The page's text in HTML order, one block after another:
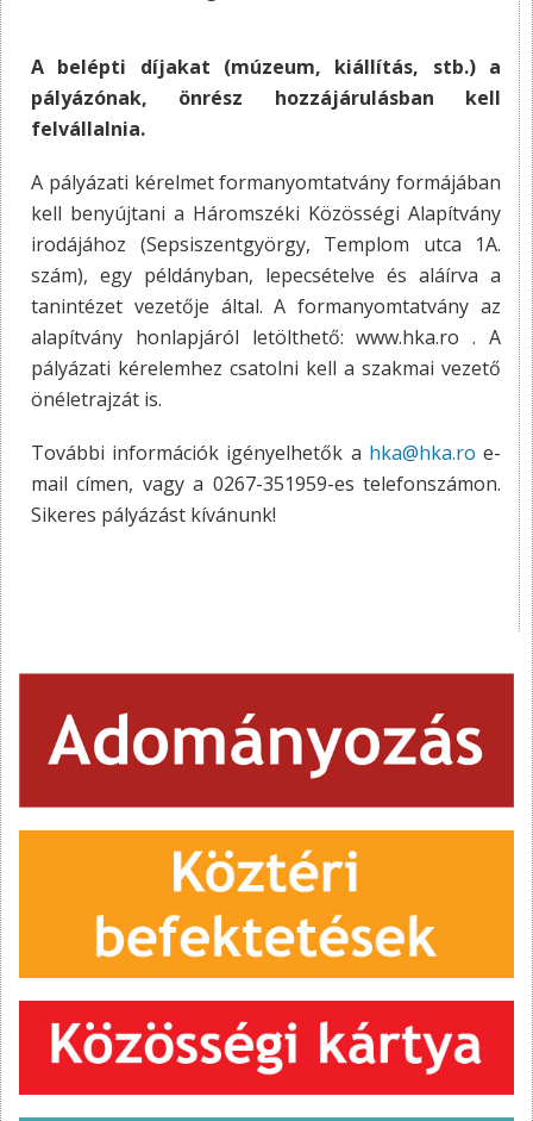
A belépti díjakat (múzeum, kiállítás, stb.) a
pályázónak, önrész hozzájárulásban kell
felvállalnia.
A pályázati kérelmet formanyomtatvány formájában
kell benyújtani a Háromszéki Közösségi Alapítvány
irodájához (Sepsiszentgyörgy, Templom utca 1A.
szám), egy példányban, lepecsételve és aláírva a
tanintézet vezetője által. A formanyomtatvány az
alapítvány honlapjáról letölthető: www.hka.ro . A
pályázati kérelemhez csatolni kell a szakmai vezető
önéletrajzát is.
További információk igényelhetők a hka@hka.ro e-
mail címen, vagy a 0267-351959-es telefonszámon.
Sikeres pályázást kívánunk!